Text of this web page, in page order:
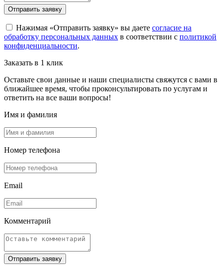
Отправить заявку
Нажимая «Отправить заявку» вы даете согласие на
обработку персональных данных в соответствии с политикой
конфиденциальности.
Заказать в 1 клик
Оставьте свои данные и наши специалисты свяжутся с вами в
ближайшее время, чтобы проконсультировать по услугам и
ответить на все ваши вопросы!
Имя и фамилия
Номер телефона
Email
Комментарий
Отправить заявку